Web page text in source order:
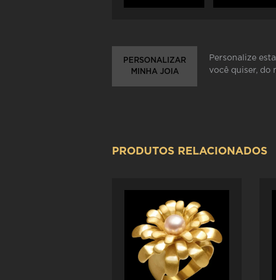
PERSONALIZAR
MINHA JOIA
Personalize
você quiser, do
PRODUTOS RELACIONADOS